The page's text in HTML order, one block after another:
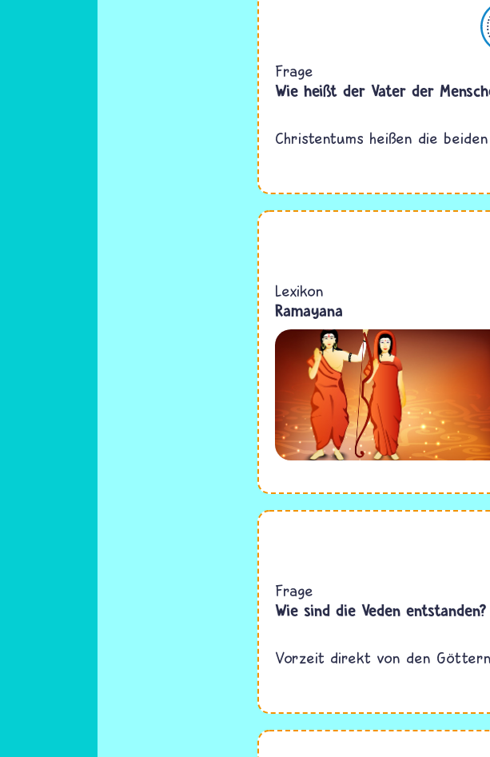
Christentum
Frage
Wie heißt der Vater der
Christentums heißen die
Lexikon
Ramayana
Frage
Wie sind die Veden entstanden?
Vorzeit direkt von den